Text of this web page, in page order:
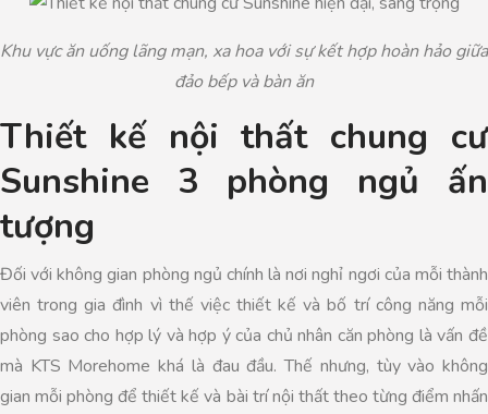
Khu vực ăn uống lãng mạn, xa hoa với sự kết hợp hoàn hảo giữa
đảo bếp và bàn ăn
Thiết kế nội thất chung cư
Sunshine 3 phòng ngủ ấn
tượng
Đối với không gian phòng ngủ chính là nơi nghỉ ngơi của mỗi thành
viên trong gia đình vì thế việc thiết kế và bố trí công năng mỗi
phòng sao cho hợp lý và hợp ý của chủ nhân căn phòng là vấn đề
mà KTS Morehome khá là đau đầu. Thế nhưng, tùy vào không
gian mỗi phòng để thiết kế và bài trí nội thất theo từng điểm nhấn